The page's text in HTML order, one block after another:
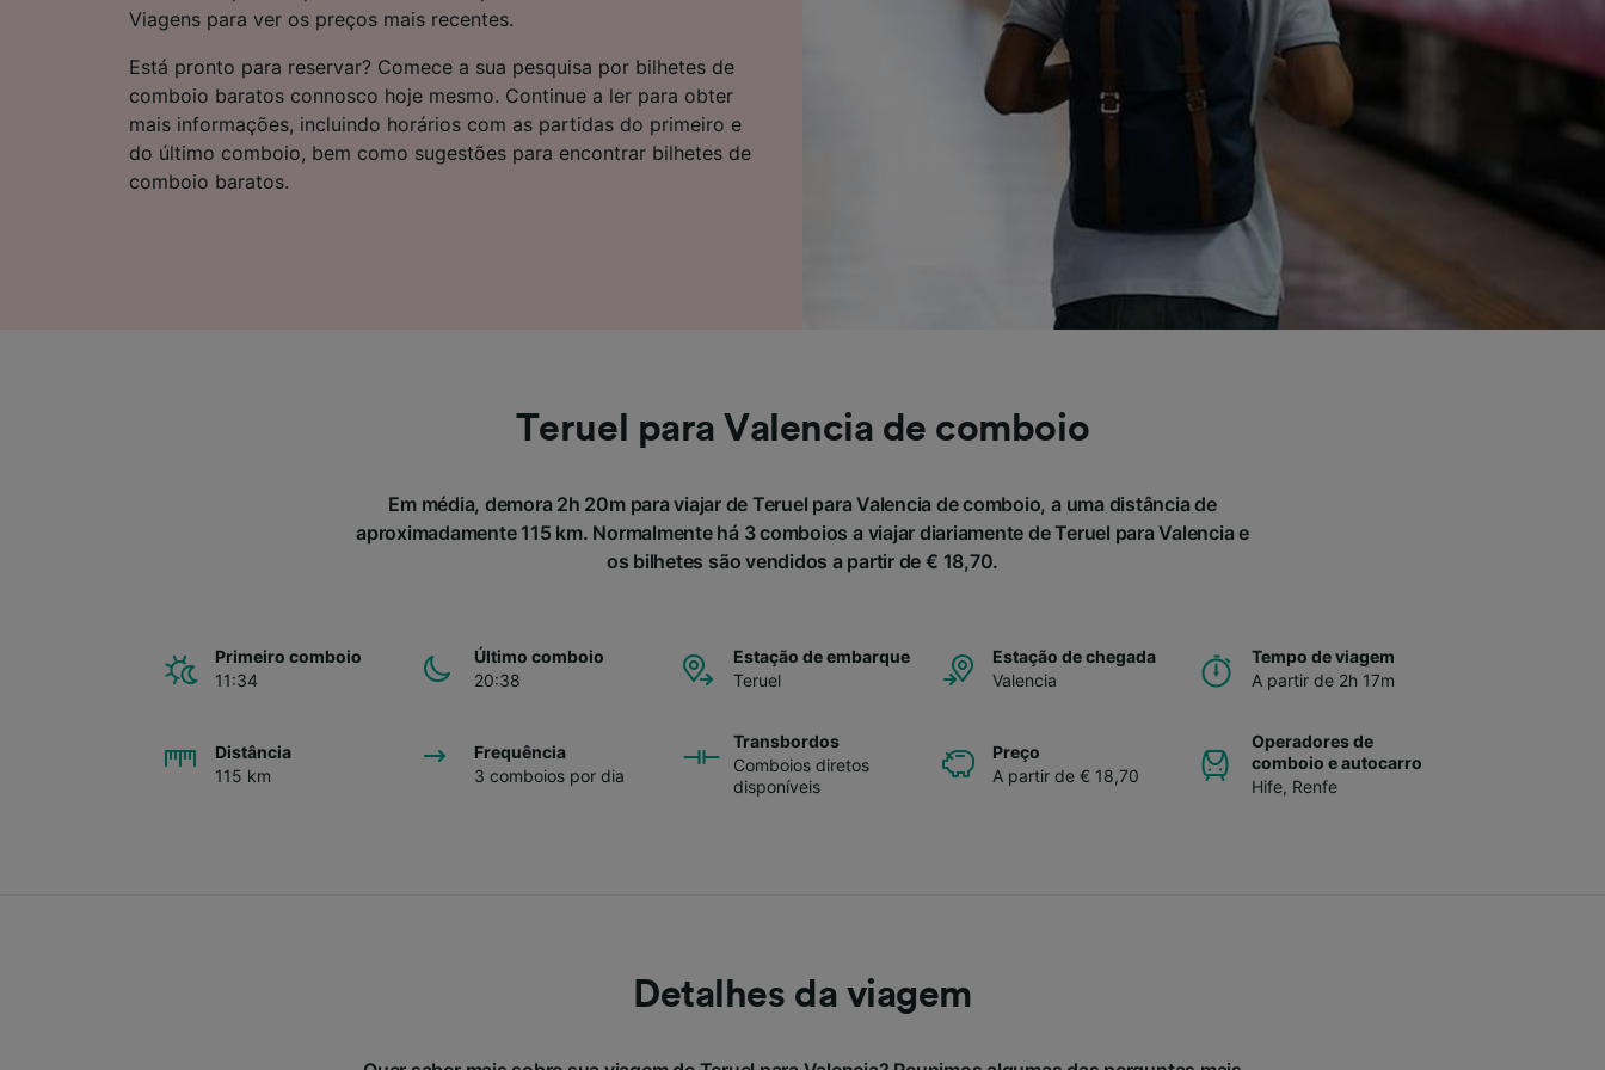
Viagens para ver os preços mais recentes.
Está pronto para reservar? Comece a sua pesquisa por bilhetes de
comboio baratos connosco hoje mesmo. Continue a ler para obter
mais informações, incluindo horários com as partidas do primeiro e
do último comboio, bem como sugestões para encontrar bilhetes de
comboio baratos.
Teruel para Valencia de comboio
Em média, demora 2h 20m para viajar de Teruel para Valencia de comboio, a uma distância de
aproximadamente 115 km. Normalmente há 3 comboios a viajar diariamente de Teruel para Valencia e
os bilhetes são vendidos a partir de € 18,70.
Primeiro comboio
11:34
Último comboio
20:38
Estação de embarque
Teruel
Estação de chegada
Valencia
Tempo de viagem
A partir de 2h 17m
Distância
115 km
Frequência
3 comboios por dia
Transbordos
Comboios diretos
disponíveis
Preço
A partir de € 18,70
Operadores de
comboio e autocarro
Hife, Renfe
Detalhes da viagem
Lista de parceiros (fornecedores)